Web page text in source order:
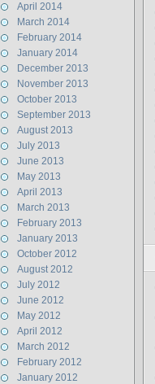
April 2014
March 2014
February 2014
January 2014
December 2013
November 2013
October 2013
September 2013
August 2013
July 2013
June 2013
May 2013
April 2013
March 2013
February 2013
January 2013
October 2012
August 2012
July 2012
June 2012
May 2012
April 2012
March 2012
February 2012
January 2012